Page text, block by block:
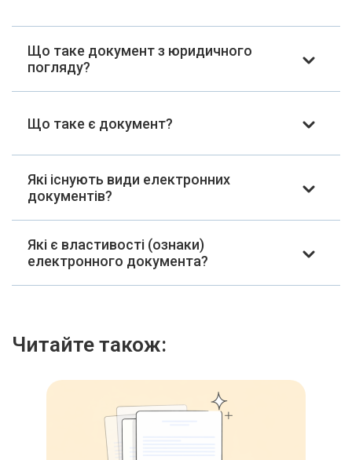
Що таке документ з юридичного
погляду?
Що таке є документ?
Які існують види електронних
документів?
Які є властивості (ознаки)
електронного документа?
Читайте також: